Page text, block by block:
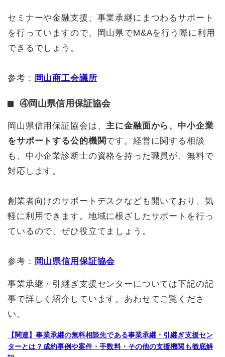
セミナーや金融支援、事業承継にまつわるサポート
を行っていますので、岡山県でM&Aを行う際に利用
できるでしょう。
参考： 岡山商工会議所
④岡山県信用保証協会
岡山県信用保証協会は、主に金融面から、中小企業
をサポートする公的機関です。経営に関する相談
も、中小企業診断士の資格を持った職員が、無料で
対応します。
創業者向けのサポートデスクなども開いており、気
軽に利用できます。地域に根ざしたサポートを行っ
ているので、ぜひ役立てましょう。
参考： 岡山県信用保証協会
事業承継・引継ぎ支援センターについては下記の記
事で詳しく紹介しています。あわせてご覧くださ
い。
【関連】事業承継の無料相談先である事業承継・引継ぎ支援セン
ターとは？成約事例や案件・手数料・その他の支援機関も徹底解